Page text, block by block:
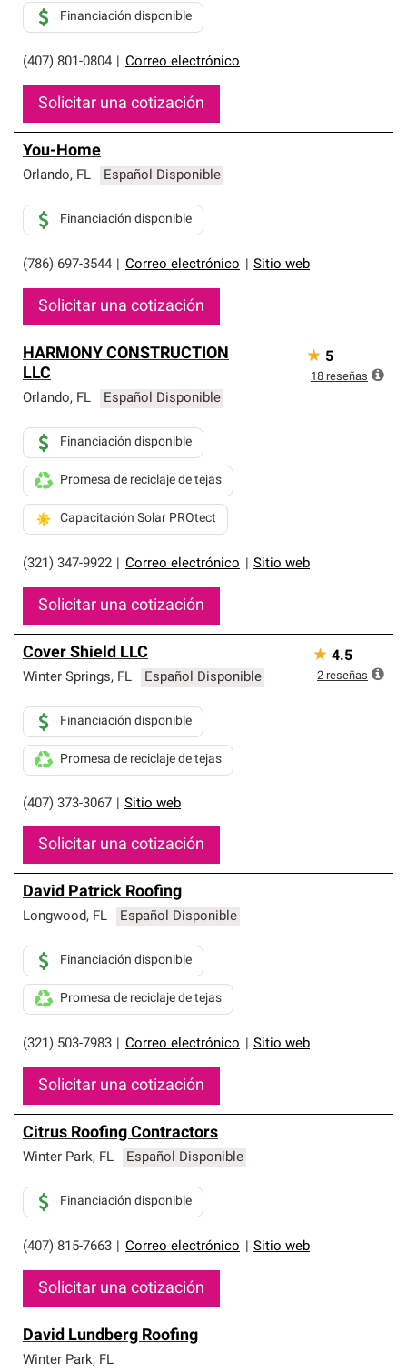
(407) 801-0804 Correo electrónico
Financiación disponible
Solicitar una cotización
You-Home
Orlando, FL Español Disponible
(786) 697-3544 Correo electrónico Sitio web
Financiación disponible
Solicitar una cotización
HARMONY CONSTRUCTION
LLC
Orlando, FL Español Disponible
(321) 347-9922 Correo electrónico Sitio web
Financiación disponible
Promesa de reciclaje de tejas
Capacitación Solar PROtect
Solicitar una cotización
★ 5
18 reseñas
Cover Shield LLC
Winter Springs, FL Español Disponible
(407) 373-3067 Sitio web
Financiación disponible
Promesa de reciclaje de tejas
Solicitar una cotización
★ 4.5
2 reseñas
David Patrick Roofing
Longwood, FL Español Disponible
(321) 503-7983 Correo electrónico Sitio web
Financiación disponible
Promesa de reciclaje de tejas
Solicitar una cotización
Citrus Roofing Contractors
Winter Park, FL Español Disponible
(407) 815-7663 Correo electrónico Sitio web
Financiación disponible
Solicitar una cotización
David Lundberg Roofing
Winter Park, FL